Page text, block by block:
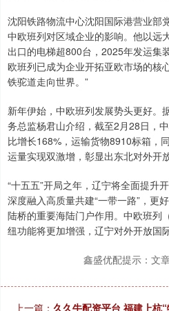
沈阳铁路物流中心沈阳国际港营业部
中欧班列对区域企业的影响。他以远
出口的电梯超800台，2025年发运集
欧班列已成为企业开拓亚欧市场的核
铁驼道走向世界。”
新年伊始，中欧班列发展势头更好。
务总监杨君山介绍，截至2月28日，
比增长168%，运输货物8910标箱，
运量实现双激增，彰显出东北对外开
“十五五”开局之年，辽宁将全面提升
深度融入高质量共建“一带一路”，更
陆桥的重要海陆门户作用。中欧班列
纽功能将更加增强，辽宁对外开放国
鑫盛优配提示：文
上一篇： 久久牛配资平台 福建上杭